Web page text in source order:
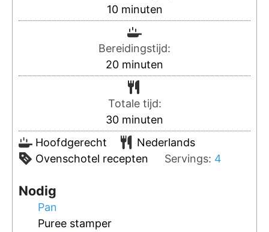
10 minuten
Bereidingstijd:
20 minuten
Totale tijd:
30 minuten
Hoofdgerecht
Nederlands
Ovenschotel recepten
Servings: 4
Nodig
Pan
Puree stamper